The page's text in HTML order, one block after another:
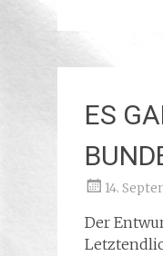
ES
14.
Der